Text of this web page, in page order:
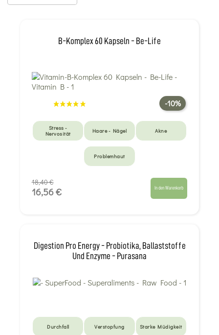
B-Komplex 60 Kapseln - Be-Life
-10%
Stress -
Nervosität
Haare - Nägel Akne
Problemhaut
18,40 €
16,56 € In den Warenkorb
Digestion Pro Energy - Probiotika, Ballaststoffe
Und Enzyme - Purasana
Durchfall Verstopfung Starke Müdigkeit